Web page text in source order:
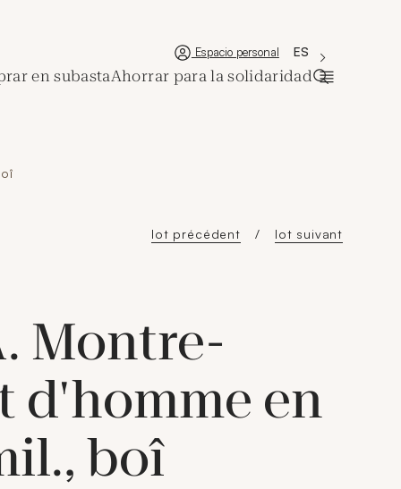
Nueva ventana
Espacio personal 'Choisir une
La langue
ES
en subastaAhorrar para la solidaridad
lot précédent lot suivant
Montre-
d'homme en
boî